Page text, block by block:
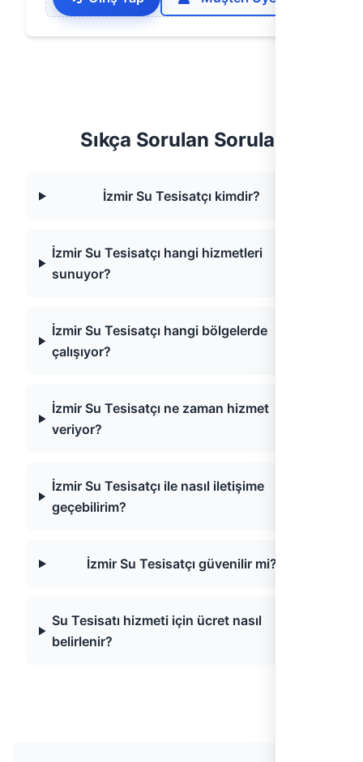
Sıkça Sorulan Sorular
İzmir Su Tesisatçı kimdir?
İzmir Su Tesisatçı hangi hizmetleri
sunuyor?
İzmir Su Tesisatçı hangi bölgelerde
çalışıyor?
İzmir Su Tesisatçı ne zaman hizmet
veriyor?
İzmir Su Tesisatçı ile nasıl iletişime
geçebilirim?
İzmir Su Tesisatçı güvenilir mi?
Su Tesisatı hizmeti için ücret nasıl
belirlenir?